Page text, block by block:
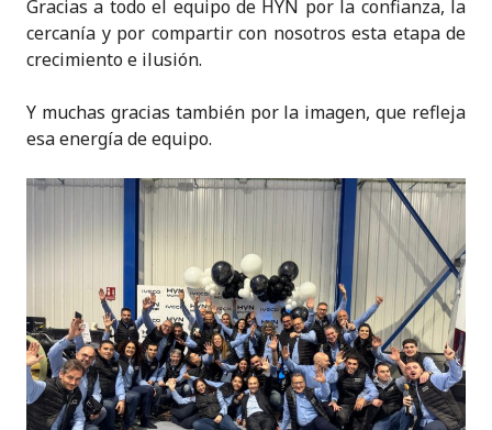
Gracias a todo el equipo de HYN por la confianza, la
cercanía y por compartir con nosotros esta etapa de
crecimiento e ilusión.
Y muchas gracias también por la imagen, que refleja
esa energía de equipo.